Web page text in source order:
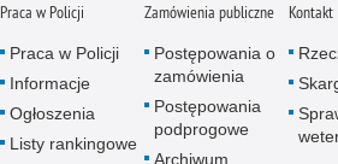
Praca w Policji
Praca w Policji
Informacje
Ogłoszenia
Listy rankingowe
Zamówienia publiczne
Postępowania o
zamówienia
Postępowania
podprogowe
Archiwum
Kontakt